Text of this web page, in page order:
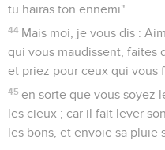
tu haïras ton ennemi".
44 Mais moi, je vous dis :
qui vous maudissent, faites
et priez pour ceux qui vous
45 en sorte que vous soyez
les cieux ; car il fait lever
les bons, et envoie sa pluie